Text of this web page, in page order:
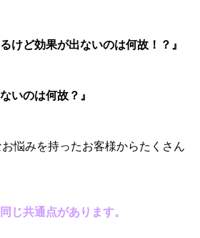
けど効果が出ないのは何故！？』
いのは何故？』
悩みを持ったお客様からたくさん
じ共通点があります。